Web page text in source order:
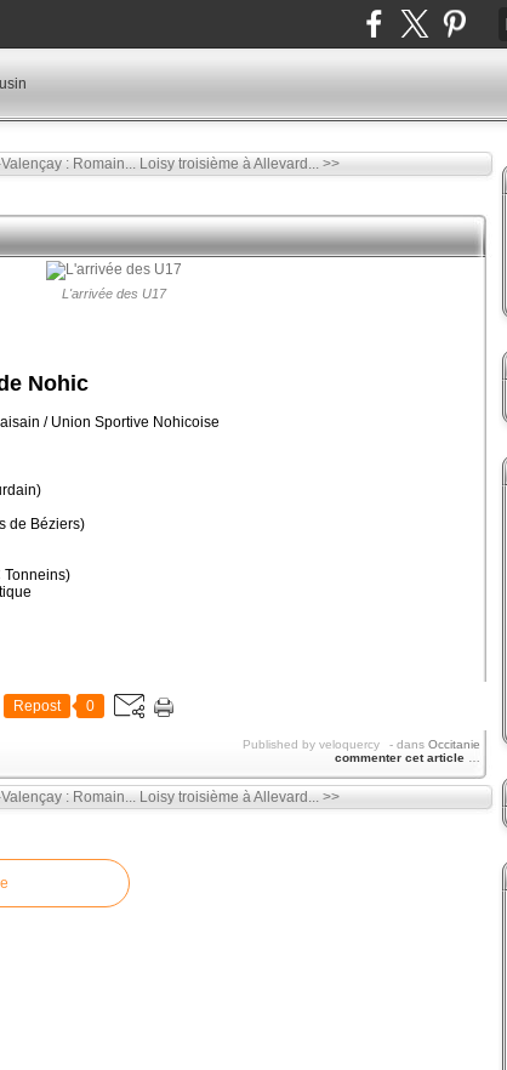
: Romain... Loisy troisième à Allevard... >>
L'arrivée des U17
Nohic
/ Union Sportive Nohicoise
de Béziers)
Tonneins)
Repost 0
Published by veloquercy - dans Occitanie
commenter cet article
: Romain... Loisy troisième à Allevard... >>